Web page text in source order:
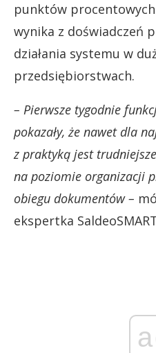
punktów
wynika z doświadczeń
działania systemu w
przedsiębiorstwach.
– Pierwsze tygodnie
pokazały, że nawet dla
z praktyką jest
na poziomie organizacji
obiegu dokumentów –
ekspertka